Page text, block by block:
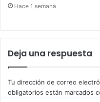
Hace 1 semana
Deja una respuesta
Tu dirección de correo
obligatorios están marcados